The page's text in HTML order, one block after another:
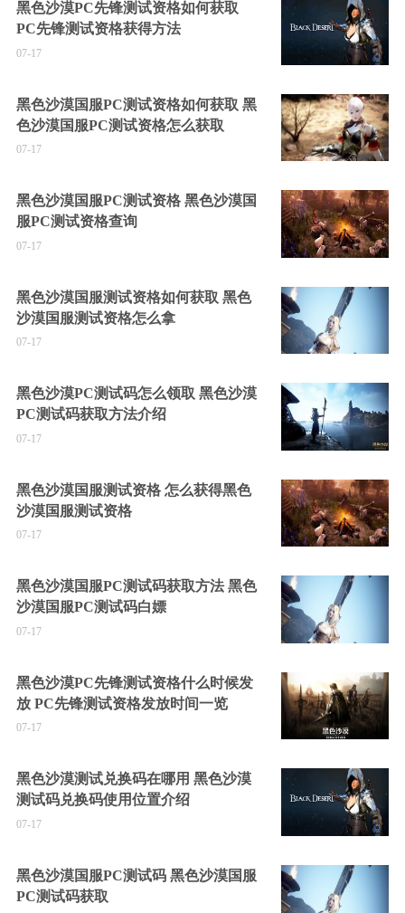
黑色沙漠PC先锋测试资格如何获取
PC先锋测试资格获得方法
07-17
黑色沙漠国服PC测试资格如何获取 黑
色沙漠国服PC测试资格怎么获取
07-17
黑色沙漠国服PC测试资格 黑色沙漠国
服PC测试资格查询
07-17
黑色沙漠国服测试资格如何获取 黑色
沙漠国服测试资格怎么拿
07-17
黑色沙漠PC测试码怎么领取 黑色沙漠
PC测试码获取方法介绍
07-17
黑色沙漠国服测试资格 怎么获得黑色
沙漠国服测试资格
07-17
黑色沙漠国服PC测试码获取方法 黑色
沙漠国服PC测试码白嫖
07-17
黑色沙漠PC先锋测试资格什么时候发
放 PC先锋测试资格发放时间一览
07-17
黑色沙漠测试兑换码在哪用 黑色沙漠
测试码兑换码使用位置介绍
07-17
黑色沙漠国服PC测试码 黑色沙漠国服
PC测试码获取